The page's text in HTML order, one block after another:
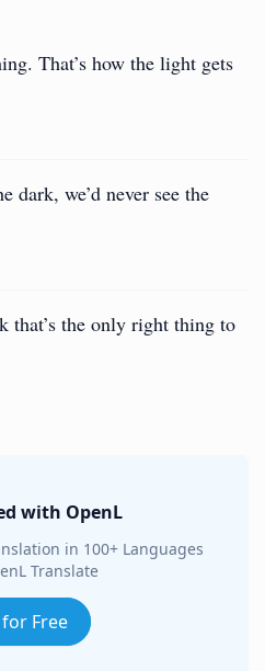
That’s how the light gets
we’d never see the
that’s the only right thing to
with OpenL
in 100+ Languages
Translate
Free